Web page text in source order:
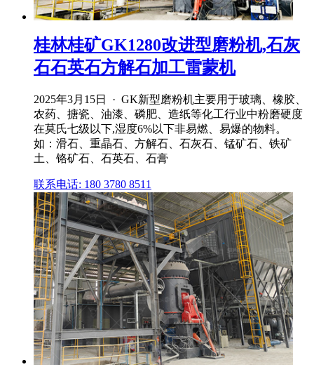
桂林桂矿GK1280改进型磨粉机,石灰
石石英石方解石加工雷蒙机
2025年3月15日 · GK新型磨粉机主要用于玻璃、橡胶、
农药、搪瓷、油漆、磷肥、造纸等化工行业中粉磨硬度
在莫氏七级以下,湿度6%以下非易燃、易爆的物料。
如：滑石、重晶石、方解石、石灰石、锰矿石、铁矿
土、铬矿石、石英石、石膏
联系电话: 180 3780 8511